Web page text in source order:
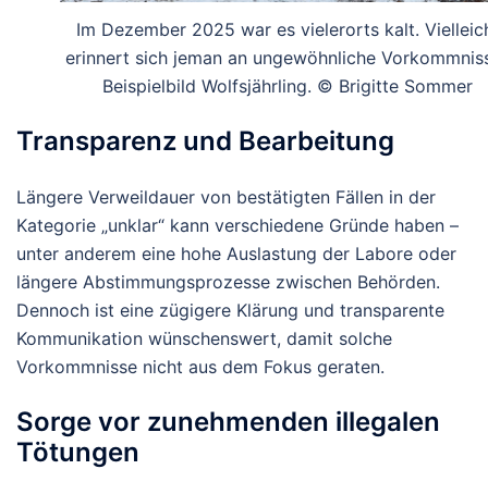
Im Dezember 2025 war es vielerorts kalt.
erinnert sich jeman an ungewöhnliche
Beispielbild Wolfsjährling. © Brigitte Sommer
Transparenz und Bearbeitung
Längere Verweildauer von bestätigten Fällen in der
Kategorie „unklar“ kann verschiedene Gründe haben –
unter anderem eine hohe Auslastung der Labore oder
längere Abstimmungsprozesse zwischen Behörden.
Dennoch ist eine zügigere Klärung und transparente
Kommunikation wünschenswert, damit solche
Vorkommnisse nicht aus dem Fokus geraten.
Sorge vor zunehmenden illegalen
Tötungen